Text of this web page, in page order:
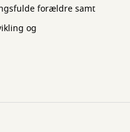
forældre samt
og